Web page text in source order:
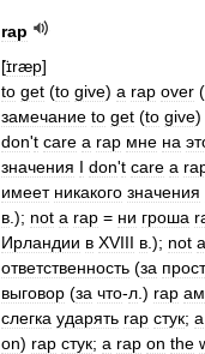
rap
[̈ɪræp]
to get (to give) a rap over (
замечание to get (to give)
don't care a rap мне на
значения I don't care a
имеет никакого значения
в .); not a rap = ни гроша
Ирландии в XVIII в .); not a
ответственность (за
выговор (за что-л .) rap
слегка ударять rap стук; a
on) rap стук; a rap on the